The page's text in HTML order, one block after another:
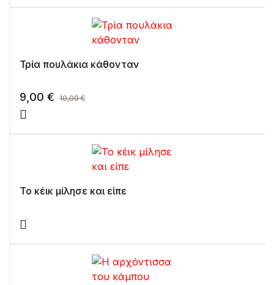
Τρία πουλάκια κάθονταν
9,00 € 10,00€
Το κέικ μίλησε και είπε